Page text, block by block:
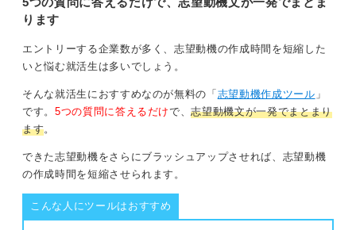
す。
ります
エントリーする企業数が多く、志望動機の作成時間を短縮した
いと悩む就活生は多いでしょう。
そんな就活生におすすめなのが無料の「 志望動機作成ツール 」
です。 5つの質問に答えるだけで、志望動機文が一発でまとまり
ます。
できた志望動機をさらにブラッシュアップさせれば、志望動機
の作成時間を短縮させられます。
こんな人にツールはおすすめ